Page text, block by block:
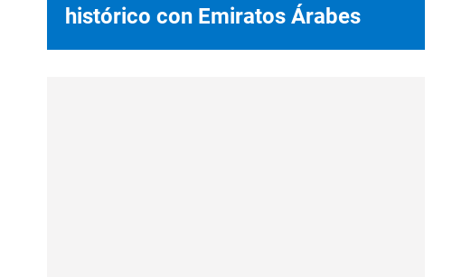
histórico con Emiratos Árabes